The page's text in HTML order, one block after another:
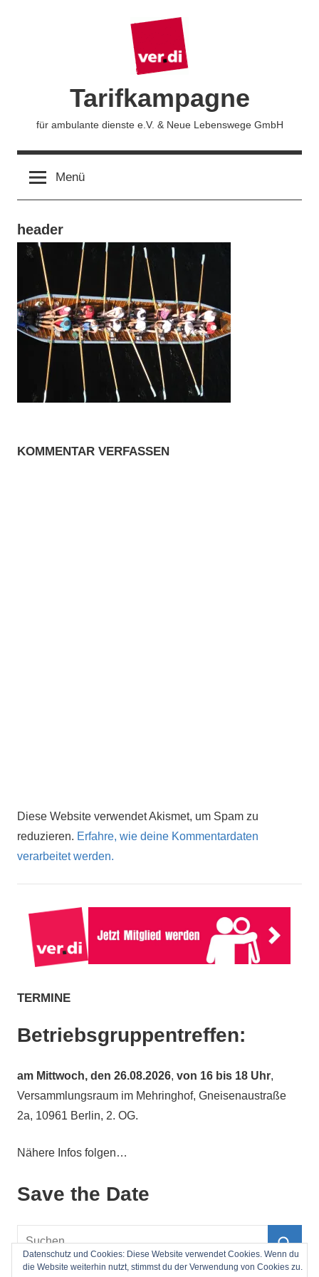
Tarifkampagne
für ambulante dienste e.V. & Neue Lebenswege GmbH
Menü
header
KOMMENTAR VERFASSEN
Diese Website verwendet Akismet, um Spam zu
reduzieren. Erfahre, wie deine Kommentardaten
verarbeitet werden.
TERMINE
Betriebsgruppentreffen:
am Mittwoch, den 26.08.2026, von 16 bis 18 Uhr,
Versammlungsraum im Mehringhof, Gneisenaustraße
2a, 10961 Berlin, 2. OG.
Nähere Infos folgen…
Save the Date
Suchen
nach:
Datenschutz und Cookies: Diese Website verwendet Cookies. Wenn du
die Website weiterhin nutzt, stimmst du der Verwendung von Cookies zu.